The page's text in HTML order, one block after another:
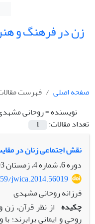
زن در فرهنگ و
صفحه اصلی
فهرست
نویسنده =روحانی
تعداد مقالات:
1
نقش اجتماعی زنان در
دوره 6، شماره 4، زمستان 1393، صفحه
jwica.2014.56019
فرزانه روحانی مشهدی
چکیده از نظر قرآن،
روحی و ایمانی برابرند؛